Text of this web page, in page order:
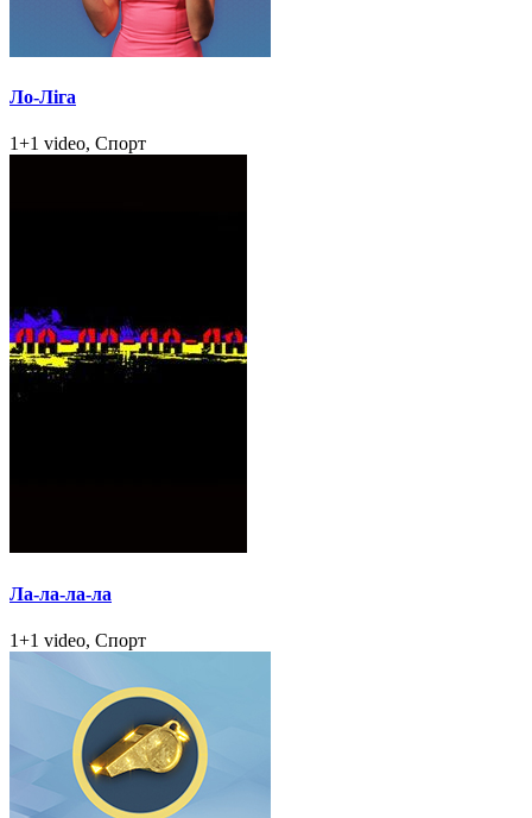
Ло-Ліга
1+1 video, Спорт
Ла-ла-ла-ла
1+1 video, Спорт